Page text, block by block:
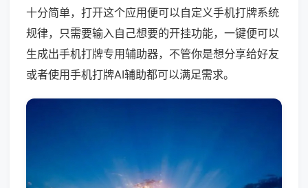
十分简单，打开这个应用便可以自定义手机打牌系统
规律，只需要输入自己想要的开挂功能，一键便可以
生成出手机打牌专用辅助器，不管你是想分享给好友
或者使用手机打牌AI辅助都可以满足需求。